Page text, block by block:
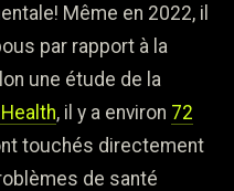
Même en 2022, il
par rapport à la
une étude de la
, il y a environ 72
touchés directement
de santé